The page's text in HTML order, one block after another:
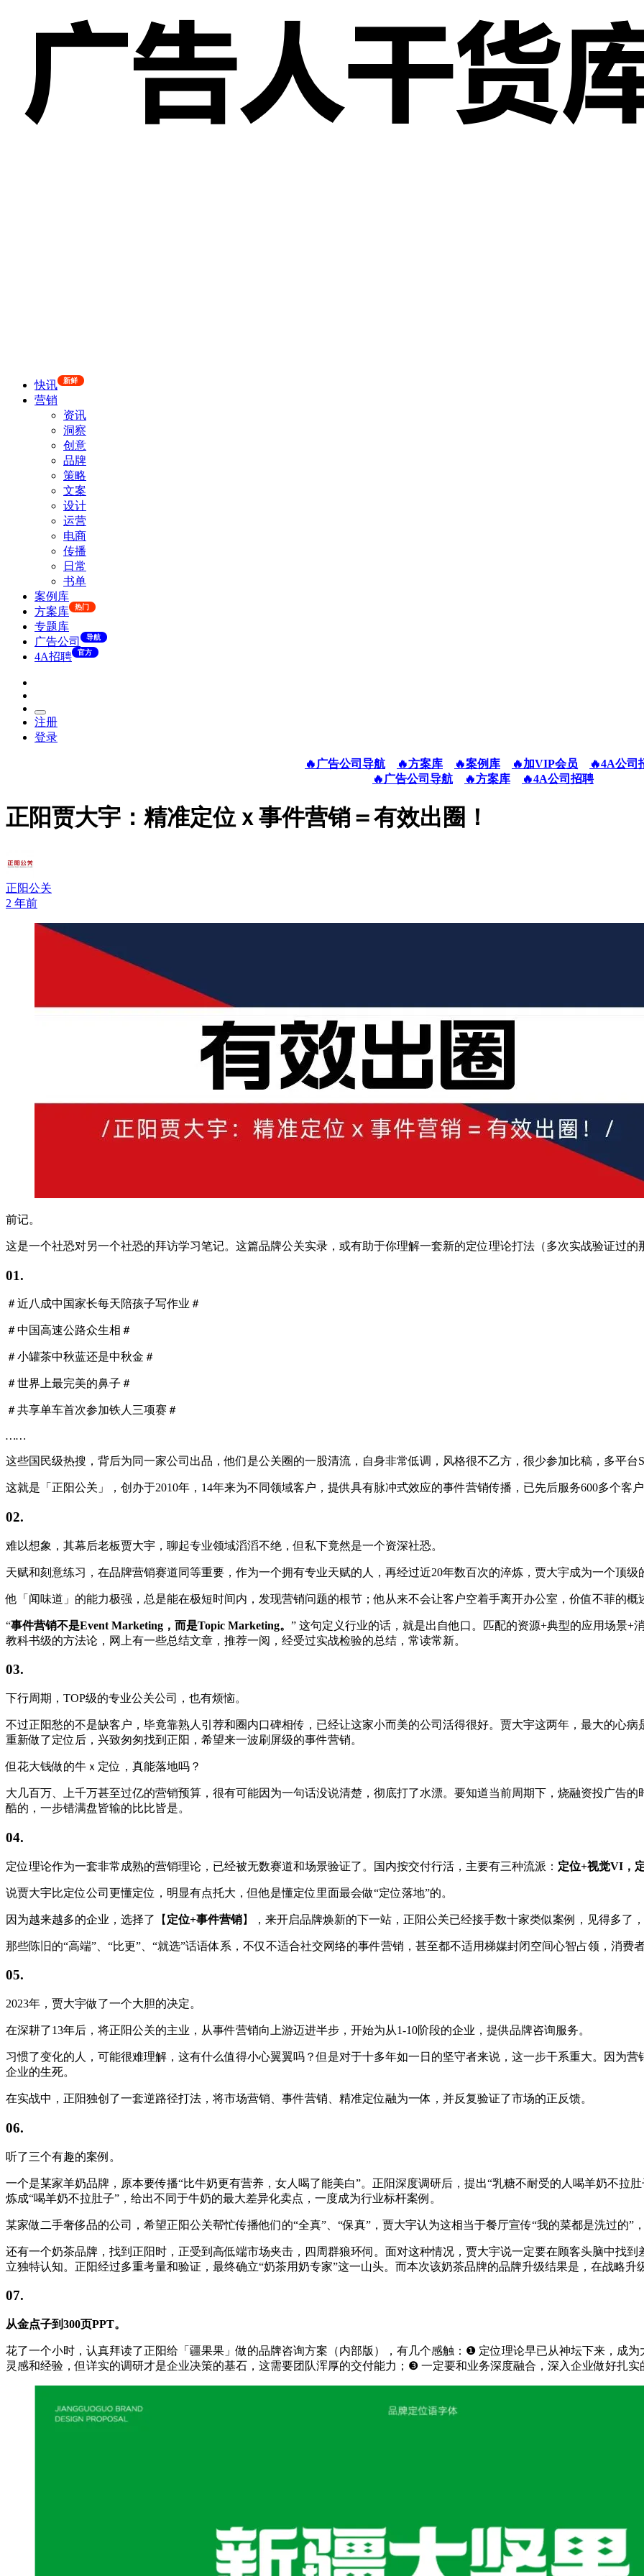
快讯 新鲜
营销
资讯
洞察
创意
品牌
策略
文案
设计
运营
电商
传播
日常
书单
案例库
方案库
热门
专题库
广告公司
导航
4A招聘 官方
注册
登录
🔥广告公司导航 🔥方案库 🔥案例库 🔥加VIP会员
🔥4A公司
🔥广告公司导航
🔥方案库 🔥4A公司招聘
正阳贾大宇：精准定位ｘ事件营销＝有效出圈！
正阳公关
2 年前
前记。
这是一个社恐对另一个社恐的拜访学习笔记。这篇品牌公关实录，或有助于你理解一套新的定位理论打法（多次实战验证过的
01.
＃近八成中国家长每天陪孩子写作业＃
＃中国高速公路众生相＃
＃小罐茶中秋蓝还是中秋金＃
＃世界上最完美的鼻子＃
＃共享单车首次参加铁人三项赛＃
……
这些国民级热搜，背后为同一家公司出品，他们是公关圈的一股清流，自身非常低调，风格很不乙方，很少参加比稿，多平
这就是「正阳公关」，创办于2010年，14年来为不同领域客户，提供具有脉冲式效应的事件营销传播，已先后服务600多个客
02.
难以想象，其幕后老板贾大宇，聊起专业领域滔滔不绝，但私下竟然是一个资深社恐。
天赋和刻意练习，在品牌营销赛道同等重要，作为一个拥有专业天赋的人，再经过近20年数百次的淬炼，贾大宇成为一个顶级
他「闻味道」的能力极强，总是能在极短时间内，发现营销问题的根节；他从来不会让客户空着手离开办公室，价值不菲的概
“事件营销不是Event Marketing，而是Topic Marketing。 ” 这句定义行业的话，就是出自他口。匹配的资源+典型的应用场景
教科书级的方法论，网上有一些总结文章，推荐一阅，经受过实战检验的总结，常读常新。
03.
下行周期，TOP级的专业公关公司，也有烦恼。
不过正阳愁的不是缺客户，毕竟靠熟人引荐和圈内口碑相传，已经让这家小而美的公司活得很好。贾大宇这两年，最大的心
重新做了定位后，兴致匆匆找到正阳，希望来一波刷屏级的事件营销。
但花大钱做的牛ｘ定位，真能落地吗？
大几百万、上千万甚至过亿的营销预算，很有可能因为一句话没说清楚，彻底打了水漂。要知道当前周期下，烧融资投广告
酷的，一步错满盘皆输的比比皆是。
04.
定位理论作为一套非常成熟的营销理论，已经被无数赛道和场景验证了。国内按交付行活，主要有三种流派： 定位+视觉VI，
说贾大宇比定位公司更懂定位，明显有点托大，但他是懂定位里面最会做“定位落地”的。
因为越来越多的企业，选择了【 定位+事件营销】，来开启品牌焕新的下一站，正阳公关已经接手数十家类似案例，见得多了
那些陈旧的“高端”、“比更”、“就选”话语体系，不仅不适合社交网络的事件营销，甚至都不适用梯媒封闭空间心智占领，消费
05.
2023年，贾大宇做了一个大胆的决定。
在深耕了13年后，将正阳公关的主业，从事件营销向上游迈进半步，开始为从1-10阶段的企业，提供品牌咨询服务。
习惯了变化的人，可能很难理解，这有什么值得小心翼翼吗？但是对于十多年如一日的坚守者来说，这一步干系重大。因为
企业的生死。
在实战中，正阳独创了一套逆路径打法，将市场营销、事件营销、精准定位融为一体，并反复验证了市场的正反馈。
06.
听了三个有趣的案例。
一个是某家羊奶品牌，原本要传播“比牛奶更有营养，女人喝了能美白”。正阳深度调研后，提出“乳糖不耐受的人喝羊奶不拉
炼成“喝羊奶不拉肚子”，给出不同于牛奶的最大差异化卖点，一度成为行业标杆案例。
某家做二手奢侈品的公司，希望正阳公关帮忙传播他们的“全真”、“保真”，贾大宇认为这相当于餐厅宣传“我的菜都是洗过的”
还有一个奶茶品牌，找到正阳时，正受到高低端市场夹击，四周群狼环伺。面对这种情况，贾大宇说一定要在顾客头脑中找
立独特认知。正阳经过多重考量和验证，最终确立“奶茶用奶专家”这一山头。而本次该奶茶品牌的品牌升级结果是，在战略升
07.
从金点子到300页PPT。
花了一个小时，认真拜读了正阳给「疆果果」做的品牌咨询方案（内部版），有几个感触：❶ 定位理论早已从神坛下来，成
灵感和经验，但详实的调研才是企业决策的基石，这需要团队浑厚的交付能力；❸ 一定要和业务深度融合，深入企业做好扎